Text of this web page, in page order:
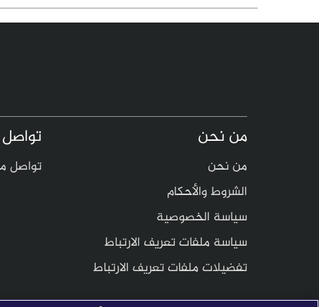
من نحن
من نحن
الشروط والأحكام
سياسة الخصوصية
سياسة ملفات تعريف الارتباط
تفضيلات ملفات تعريف الارتباط
تواصل